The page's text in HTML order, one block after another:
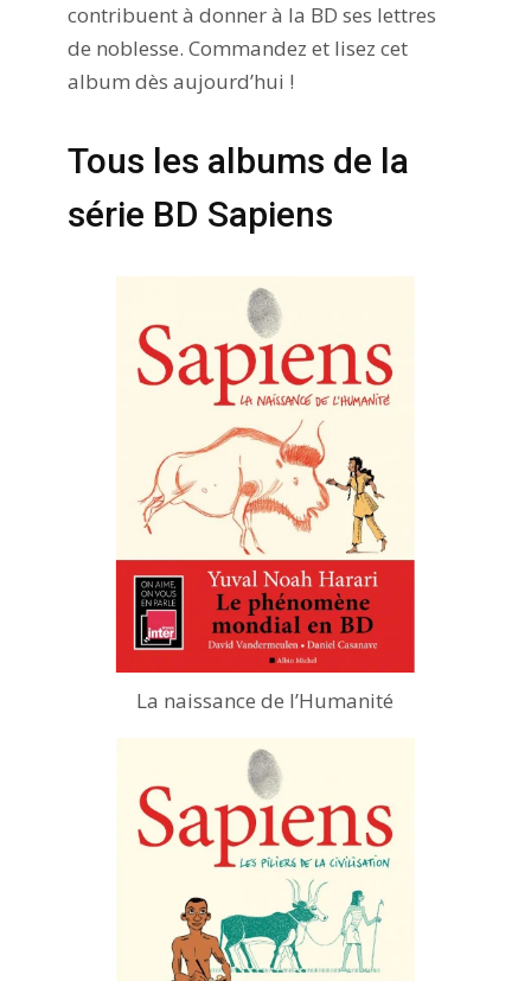
contribuent à donner à la BD ses lettres
de noblesse. Commandez et lisez cet
album dès aujourd’hui !
Tous les albums de la
série BD Sapiens
La naissance de l’Humanité